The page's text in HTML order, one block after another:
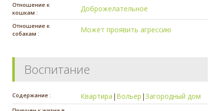
Отношение к
кошкам :
Доброжелательное
Отношение к
собакам :
Может проявить агрессию
Воспитание
Содержание : Квартира | Вольер |Загородный дом